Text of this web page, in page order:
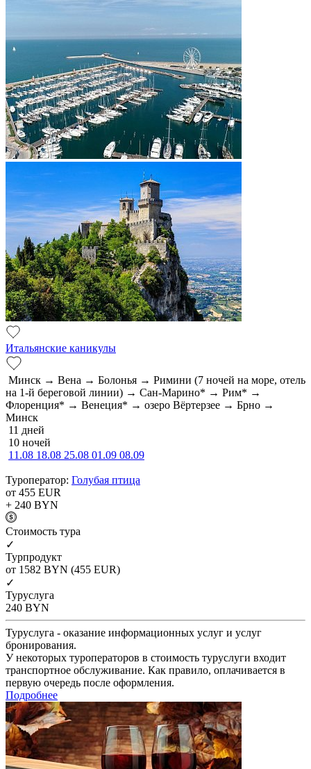
Итальянские каникулы
Минск → Вена → Болонья → Римини (7 ночей на море, отель
на 1-й береговой линии) → Сан-Марино* → Рим* →
Флоренция* → Венеция* → озеро Вёртерзее → Брно →
Минск
11 дней
10 ночей
11.08 18.08 25.08 01.09 08.09
Туроператор: Голубая птица
от 455 EUR
+ 240 BYN
Cтоимость тура
✓
Турпродукт
от 1582 BYN (455 EUR)
✓
Туруслуга
240 BYN
Туруслуга - оказание информационных услуг и услуг
бронирования.
У некоторых туроператоров в стоимость туруслуги входит
транспортное обслуживание. Как правило, оплачивается в
первую очередь после оформления.
Подробнее